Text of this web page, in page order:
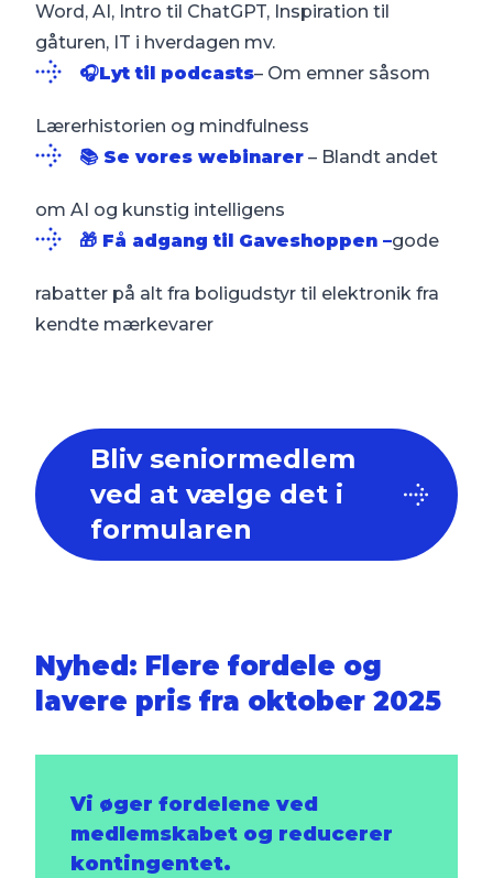
Word, AI, Intro til ChatGPT, Inspiration til
gåturen, IT i hverdagen mv.
🎧Lyt til podcasts– Om emner såsom
Lærerhistorien og mindfulness
📚 Se vores webinarer – Blandt andet
om AI og kunstig intelligens
🎁 Få adgang til Gaveshoppen –gode
rabatter på alt fra boligudstyr til elektronik fra
kendte mærkevarer
Bliv seniormedlem
ved at vælge det i
formularen
Nyhed: Flere fordele og
lavere pris fra oktober 2025
Vi øger fordelene ved
medlemskabet og reducerer
kontingentet.